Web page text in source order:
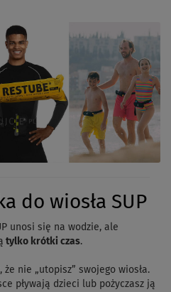
do wiosła SUP
unosi się na wodzie, ale
tylko krótki czas.
że nie „utopisz” swojego wiosła.
pływają dzieci lub pożyczasz ją